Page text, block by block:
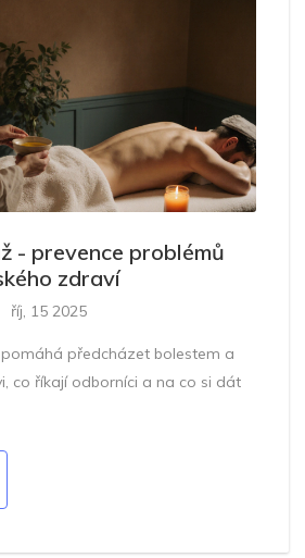
- prevence problémů
zdraví
říj, 15 2025
předcházet bolestem a
co říkají odborníci a na co si dát